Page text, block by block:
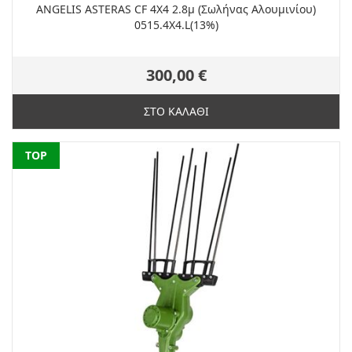
ANGELIS ASTERAS CF 4Χ4 2.8μ (Σωλήνας Αλουμινίου)
0515.4X4.L(13%)
300,00 €
ΣΤΟ ΚΑΛΑΘΙ
NEW
TOP